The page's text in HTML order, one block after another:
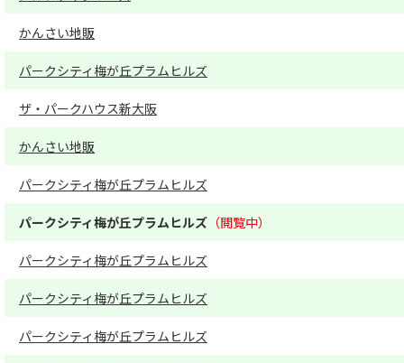
かんさい地販
パークシティ梅が丘プラムヒルズ
ザ・パークハウス新大阪
かんさい地販
パークシティ梅が丘プラムヒルズ
パークシティ梅が丘プラムヒルズ
パークシティ梅が丘プラムヒルズ
パークシティ梅が丘プラムヒルズ
パークシティ梅が丘プラムヒルズ